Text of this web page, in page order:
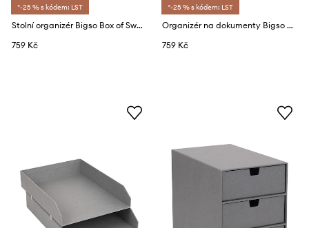
*-25 % s kódem: LST
Stolní organizér Bigso Box of Sweden Walter
759 Kč
*-25 % s kódem: LST
Organizér na dokumenty Bigso Box of Sweden
759 Kč